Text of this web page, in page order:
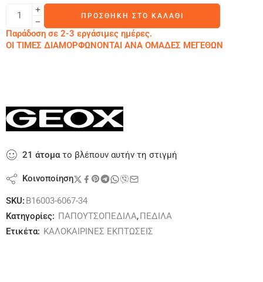
ΠΡΟΣΘΉΚΗ ΣΤΟ ΚΑΛΆΘΙ
Παράδοση σε 2-3 εργάσιμες ημέρες.
ΟΙ ΤΙΜΕΣ ΔΙΑΜΟΡΦΩΝΟΝΤΑΙ ΑΝΑ ΟΜΑΔΕΣ ΜΕΓΕΘΩΝ
21 άτοματο βλέπουν αυτήν τη στιγμή
Κοινοποίηση
SKU: B16003-6067-34
Κατηγορίες: ΠΑΠΟΥΤΣΟΠΕΔΙΛΑ,ΠΕΔΙΛΑ
Ετικέτα: ΚΑΛΟΚΑΙΡΙΝΕΣ ΕΚΠΤΩΣΕΙΣ